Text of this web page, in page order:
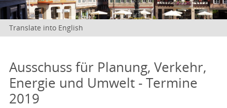
Translate into English
Ausschuss für Planung, Verkehr,
Energie und Umwelt - Termine
2019